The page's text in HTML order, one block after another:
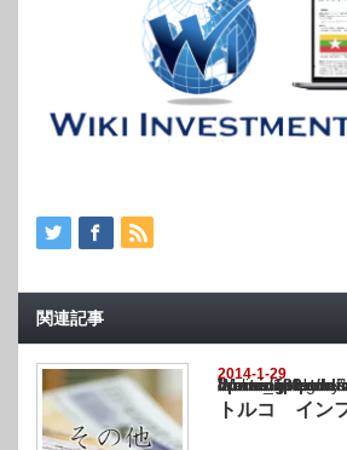
関連記事
2014-1-29
Warning
: Undefined array key
/home/netst/kuno-cpa.co.jp/
on line183
トルコ イン